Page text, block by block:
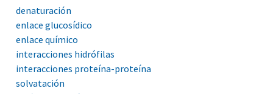
denaturación
enlace glucosídico
enlace químico
interacciones hidrófilas
interacciones proteína-proteína
solvatación